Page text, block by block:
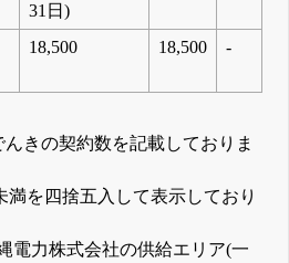
31日)
18,500 18,500 -
きの契約数を記載しておりま
満を四捨五入して表示しており
電力株式会社の供給エリア(一